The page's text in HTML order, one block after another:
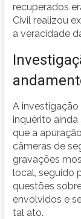
recuperados
Civil realizou
a veracidade
A
inquérito
que a
câmeras de
gravações
local, seguido
questões
envolvidos e
tal ato.